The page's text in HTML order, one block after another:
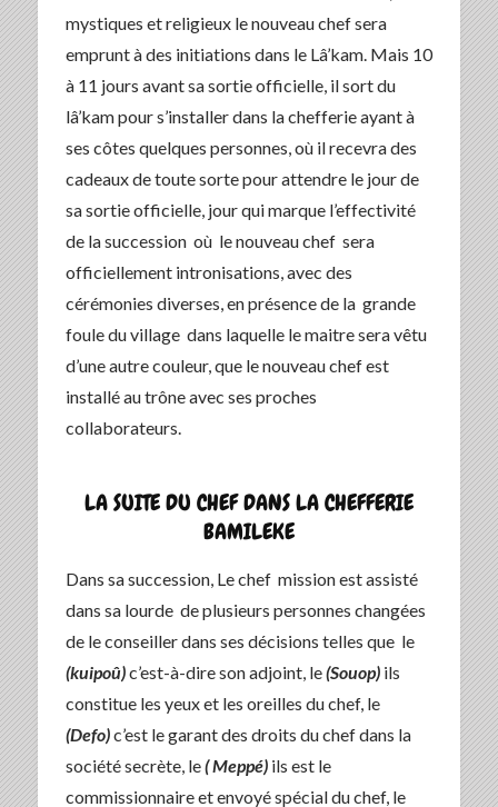
mystiques et religieux le nouveau chef sera
emprunt à des initiations dans le Lâ’kam. Mais 10
à 11 jours avant sa sortie officielle, il sort du
lâ’kam pour s’installer dans la chefferie ayant à
ses côtes quelques personnes, où il recevra des
cadeaux de toute sorte pour attendre le jour de
sa sortie officielle, jour qui marque l’effectivité
de la succession où le nouveau chef sera
officiellement intronisations, avec des
cérémonies diverses, en présence de la grande
foule du village dans laquelle le maitre sera vêtu
d’une autre couleur, que le nouveau chef est
installé au trône avec ses proches
collaborateurs.
LA SUITE DU CHEF DANS LA CHEFFERIE
BAMILEKE
Dans sa succession, Le chef mission est assisté
dans sa lourde de plusieurs personnes changées
de le conseiller dans ses décisions telles que le
(kuipoû)c’est-à-dire son adjoint, le(Souop)ils
constitue les yeux et les oreilles du chef, le
(Defo)c’est le garant des droits du chef dans la
société secrète, le( Meppé)ils est le
commissionnaire et envoyé spécial du chef, le